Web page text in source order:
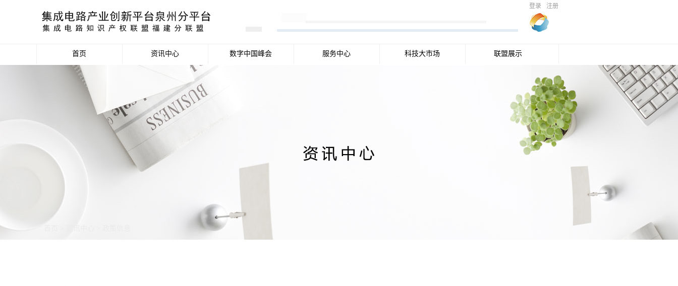
登录 注册
首页 资讯中心
政策信息
活动公告
数据统计分析
数字中国峰会 服务中心 科技大市场 联盟展示